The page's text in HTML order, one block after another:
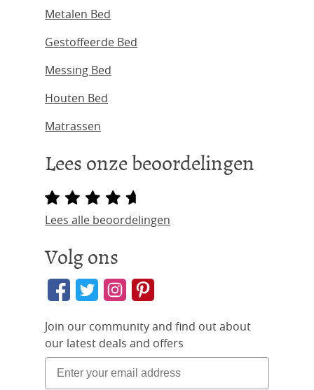
Metalen Bed
Gestoffeerde Bed
Messing Bed
Houten Bed
Matrassen
Lees onze beoordelingen
Lees alle beoordelingen
Volg ons
Join our community and find out about
our latest deals and offers